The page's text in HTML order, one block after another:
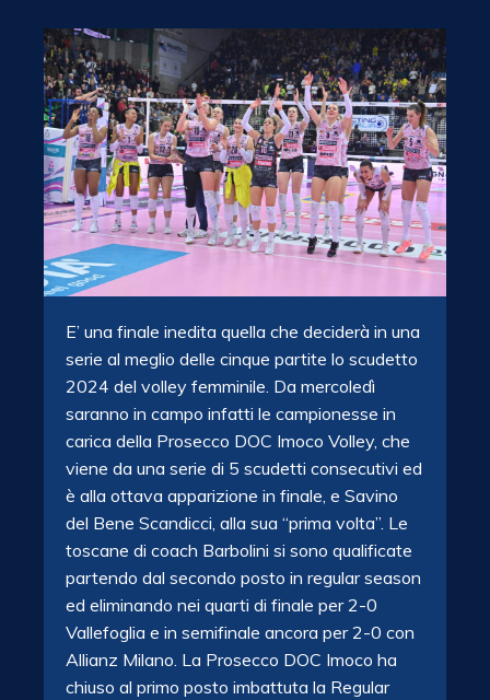
E’ una finale inedita quella che deciderà in una
serie al meglio delle cinque partite lo scudetto
2024 del volley femminile. Da mercoledì
saranno in campo infatti le campionesse in
carica della Prosecco DOC Imoco Volley, che
viene da una serie di 5 scudetti consecutivi ed
è alla ottava apparizione in finale, e Savino
del Bene Scandicci, alla sua “prima volta”. Le
toscane di coach Barbolini si sono qualificate
partendo dal secondo posto in regular season
ed eliminando nei quarti di finale per 2-0
Vallefoglia e in semifinale ancora per 2-0 con
Allianz Milano. La Prosecco DOC Imoco ha
chiuso al primo posto imbattuta la Regular